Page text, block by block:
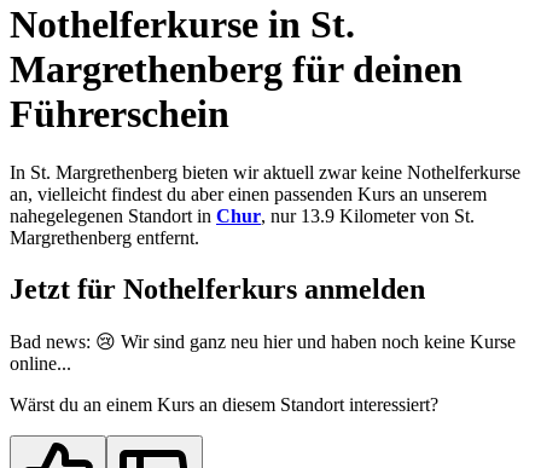
Nothelferkurse in St.
Margrethenberg für deinen
Führerschein
In St. Margrethenberg bieten wir aktuell zwar keine Nothelferkurse
an, vielleicht findest du aber einen passenden Kurs an unserem
nahegelegenen Standort in Chur, nur 13.9 Kilometer von St.
Margrethenberg entfernt.
Jetzt für Nothelferkurs anmelden
Bad news: 😢 Wir sind ganz neu hierund haben noch keine Kurse
online...
Wärst du an einem Kurs an diesem Standort interessiert?